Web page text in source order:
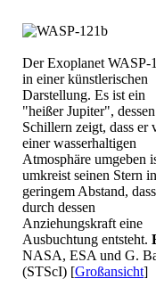
Der Exoplanet WASP-
in einer künstlerischen
Darstellung. Es ist ein
"heißer Jupiter", dessen
Schillern zeigt, dass er
einer wasserhaltigen
Atmosphäre umgeben
umkreist seinen Stern
geringem Abstand, dass
durch dessen
Anziehungskraft eine
Ausbuchtung entsteht.
NASA, ESA und G.
(STScI) [Großansicht]